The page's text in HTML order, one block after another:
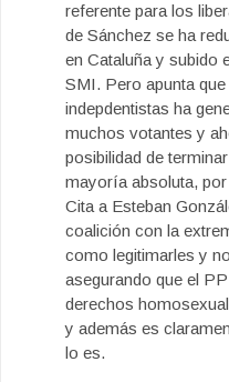
referente para los
de Sánchez se ha
en Cataluña y subido
SMI. Pero apunta
indepdentistas ha
muchos votantes y
posibilidad de
mayoría absoluta,
Cita a Esteban
coalición con la
como legitimarles y
asegurando que el
derechos
y además es
lo es.